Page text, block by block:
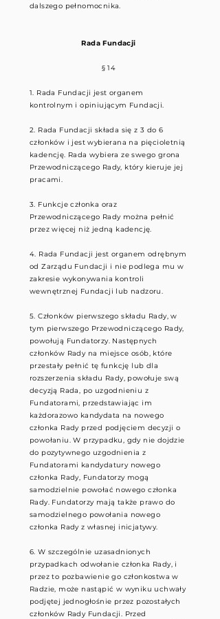
dalszego pełnomocnika.
Rada Fundacji
§ 14
1. Rada Fundacji jest organem
kontrolnym i opiniującym Fundacji.
2. Rada Fundacji składa się z 3 do 6
członków i jest wybierana na pięcioletnią
kadencję. Rada wybiera ze swego grona
Przewodniczącego Rady, który kieruje jej
pracami.
3. Funkcje członka oraz
Przewodniczącego Rady można pełnić
przez więcej niż jedną kadencję.
4. Rada Fundacji jest organem odrębnym
od Zarządu Fundacji i nie podlega mu w
zakresie wykonywania kontroli
wewnętrznej Fundacji lub nadzoru.
5. Członków pierwszego składu Rady, w
tym pierwszego Przewodniczącego Rady,
powołują Fundatorzy. Następnych
członków Rady na miejsce osób, które
przestały pełnić tę funkcję lub dla
rozszerzenia składu Rady, powołuje swą
decyzją Rada, po uzgodnieniu z
Fundatorami, przedstawiając im
każdorazowo kandydata na nowego
członka Rady przed podjęciem decyzji o
powołaniu. W przypadku, gdy nie dojdzie
do pozytywnego uzgodnienia z
Fundatorami kandydatury nowego
członka Rady, Fundatorzy mogą
samodzielnie powołać nowego członka
Rady. Fundatorzy mają także prawo do
samodzielnego powołania nowego
członka Rady z własnej inicjatywy.
6. W szczególnie uzasadnionych
przypadkach odwołanie członka Rady, i
przez to pozbawienie go członkostwa w
Radzie, może nastąpić w wyniku uchwały
podjętej jednogłośnie przez pozostałych
członków Rady Fundacji. Przed